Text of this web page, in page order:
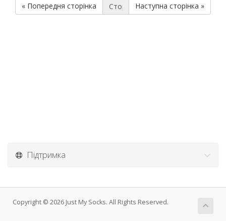
« Попередня сторінка Наступна сторінка »
Підтримка
Copyright © 2026 Just My Socks. All Rights Reserved.